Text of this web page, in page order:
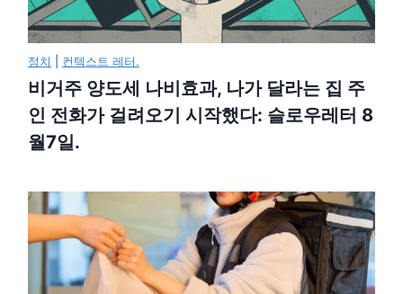
정치 컨텍스트 레터.
비거주 양도세 나비효과, 나가 달라는 집 주
인 전화가 걸려오기 시작했다: 슬로우레터 8
월7일.